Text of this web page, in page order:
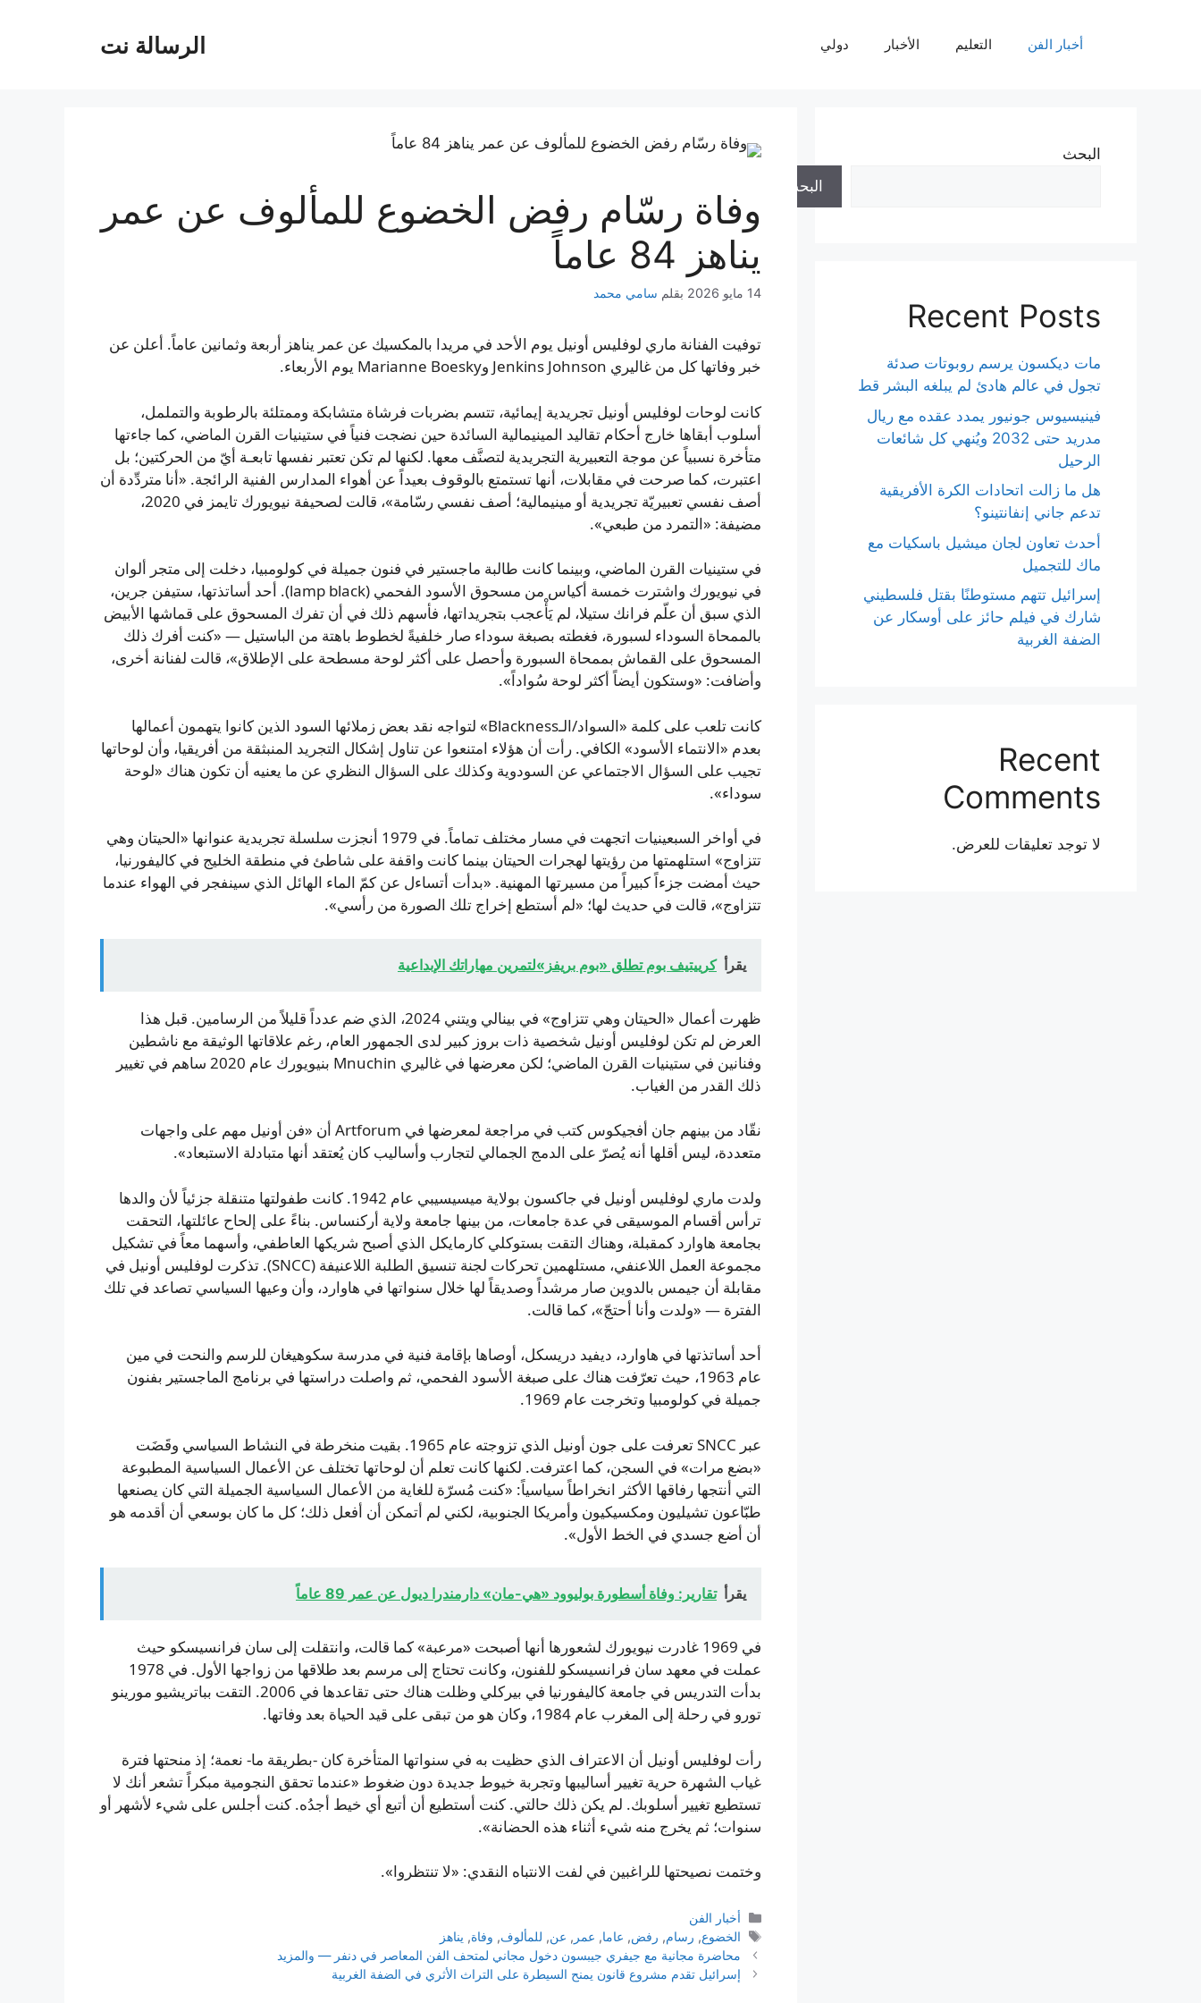
الرسالة نت أخبار الفن التعليم الأخبار دولي
وفاة رسّام رفض الخضوع للمألوف عن عمر
يناهز 84 عاماً
14 مايو 2026 بقلم سامي محمد
توفيت الفنانة ماري لوفليس أونيل يوم الأحد في مريدا بالمكسيك عن عمر يناهز أربعة وثمانين عاماً. أعلن عن
خبر وفاتها كل من غاليري Jenkins Johnson وMarianne Boesky يوم الأربعاء.
كانت لوحات لوفليس أونيل تجريدية إيمائية، تتسم بضربات فرشاة متشابكة وممتلئة بالرطوبة والتململ،
أسلوب أبقاها خارج أحكام تقاليد المينيمالية السائدة حين نضجت فنياً في ستينيات القرن الماضي، كما جاءتها
متأخرة نسبياً عن موجة التعبيرية التجريدية لتصنَّف معها. لكنها لم تكن تعتبر نفسها تابعـة أيّ من الحركتين؛ بل
اعتبرت، كما صرحت في مقابلات، أنها تستمتع بالوقوف بعيداً عن أهواء المدارس الفنية الرائجة. «أنا متردِّدة أن
أصف نفسي تعبيريّة تجريدية أو مينيمالية؛ أصف نفسي رسّامة»، قالت لصحيفة نيويورك تايمز في 2020،
مضيفة: «التمرد من طبعي».
في ستينيات القرن الماضي، وبينما كانت طالبة ماجستير في فنون جميلة في كولومبيا، دخلت إلى متجر ألوان
في نيويورك واشترت خمسة أكياس من مسحوق الأسود الفحمي (lamp black). أحد أساتذتها، ستيفن جرين،
الذي سبق أن علّم فرانك ستيلا، لم يَأْعجب بتجريداتها، فأسهم ذلك في أن تفرك المسحوق على قماشها الأبيض
بالممحاة السوداء لسبورة، فغطته بصبغة سوداء صار خلفيةً لخطوط باهتة من الباستيل — «كنت أفرك ذلك
المسحوق على القماش بممحاة السبورة وأحصل على أكثر لوحة مسطحة على الإطلاق»، قالت لفنانة أخرى،
وأضافت: «وستكون أيضاً أكثر لوحة سُواداً».
كانت تلعب على كلمة «السواد/الـBlackness» لتواجه نقد بعض زملائها السود الذين كانوا يتهمون أعمالها
بعدم «الانتماء الأسود» الكافي. رأت أن هؤلاء امتنعوا عن تناول إشكال التجريد المنبثقة من أفريقيا، وأن لوحاتها
تجيب على السؤال الاجتماعي عن السودوية وكذلك على السؤال النظري عن ما يعنيه أن تكون هناك «لوحة
سوداء».
في أواخر السبعينيات اتجهت في مسار مختلف تماماً. في 1979 أنجزت سلسلة تجريدية عنوانها «الحيتان وهي
تتزاوج» استلهمتها من رؤيتها لهجرات الحيتان بينما كانت واقفة على شاطئ في منطقة الخليج في كاليفورنيا،
حيث أمضت جزءاً كبيراً من مسيرتها المهنية. «بدأت أتساءل عن كمّ الماء الهائل الذي سينفجر في الهواء عندما
تتزاوج»، قالت في حديث لها؛ «لم أستطع إخراج تلك الصورة من رأسي».
يقرأ كرييتيف بوم تطلق «بوم بريفز»لتمرين مهاراتك الإبداعية
ظهرت أعمال «الحيتان وهي تتزاوج» في بينالي ويتني 2024، الذي ضم عدداً قليلاً من الرسامين. قبل هذا
العرض لم تكن لوفليس أونيل شخصية ذات بروز كبير لدى الجمهور العام، رغم علاقاتها الوثيقة مع ناشطين
وفنانين في ستينيات القرن الماضي؛ لكن معرضها في غاليري Mnuchin بنيويورك عام 2020 ساهم في تغيير
ذلك القدر من الغياب.
نقّاد من بينهم جان أفجيكوس كتب في مراجعة لمعرضها في Artforum أن «فن أونيل مهم على واجهات
متعددة، ليس أقلها أنه يُصرّ على الدمج الجمالي لتجارب وأساليب كان يُعتقد أنها متبادلة الاستبعاد».
ولدت ماري لوفليس أونيل في جاكسون بولاية ميسيسيبي عام 1942. كانت طفولتها متنقلة جزئياً لأن والدها
ترأس أقسام الموسيقى في عدة جامعات، من بينها جامعة ولاية أركنساس. بناءً على إلحاح عائلتها، التحقت
بجامعة هاوارد كمقبلة، وهناك التقت بستوكلي كارمايكل الذي أصبح شريكها العاطفي، وأسهما معاً في تشكيل
مجموعة العمل اللاعنفي، مستلهمين تحركات لجنة تنسيق الطلبة اللاعنيفة (SNCC). تذكرت لوفليس أونيل في
مقابلة أن جيمس بالدوين صار مرشداً وصديقاً لها خلال سنواتها في هاوارد، وأن وعيها السياسي تصاعد في تلك
الفترة — «ولدت وأنا أحتجّ»، كما قالت.
أحد أساتذتها في هاوارد، ديفيد دريسكل، أوصاها بإقامة فنية في مدرسة سكوهيغان للرسم والنحت في مين
عام 1963، حيث تعرّفت هناك على صبغة الأسود الفحمي، ثم واصلت دراستها في برنامج الماجستير بفنون
جميلة في كولومبيا وتخرجت عام 1969.
عبر SNCC تعرفت على جون أونيل الذي تزوجته عام 1965. بقيت منخرطة في النشاط السياسي وقَضَت
«بضع مرات» في السجن، كما اعترفت. لكنها كانت تعلم أن لوحاتها تختلف عن الأعمال السياسية المطبوعة
التي أنتجها رفاقها الأكثر انخراطاً سياسياً: «كنت مُسرّة للغاية من الأعمال السياسية الجميلة التي كان يصنعها
طبّاعون تشيليون ومكسيكيون وأمريكا الجنوبية، لكني لم أتمكن أن أفعل ذلك؛ كل ما كان بوسعي أن أقدمه هو
أن أضع جسدي في الخط الأول».
يقرأ تقارير: وفاة أسطورة بوليوود «هي-مان» دارمندرا ديول عن عمر 89 عاماً
في 1969 غادرت نيويورك لشعورها أنها أصبحت «مرعبة» كما قالت، وانتقلت إلى سان فرانسيسكو حيث
عملت في معهد سان فرانسيسكو للفنون، وكانت تحتاج إلى مرسم بعد طلاقها من زواجها الأول. في 1978
بدأت التدريس في جامعة كاليفورنيا في بيركلي وظلت هناك حتى تقاعدها في 2006. التقت بباتريشيو مورينو
تورو في رحلة إلى المغرب عام 1984، وكان هو من تبقى على قيد الحياة بعد وفاتها.
رأت لوفليس أونيل أن الاعتراف الذي حظيت به في سنواتها المتأخرة كان -بطريقة ما- نعمة؛ إذ منحتها فترة
غياب الشهرة حرية تغيير أساليبها وتجربة خيوط جديدة دون ضغوط «عندما تحقق النجومية مبكراً تشعر أنك لا
تستطيع تغيير أسلوبك. لم يكن ذلك حالتي. كنت أستطيع أن أتبع أي خيط أجدُه. كنت أجلس على شيء لأشهر أو
سنوات؛ ثم يخرج منه شيء أثناء هذه الحضانة».
وختمت نصيحتها للراغبين في لفت الانتباه النقدي: «لا تنتظروا».
التصنيفات
أخبار الفن
الوسوم
الخضوع, رسام, رفض, عاما, عمر , عن, للمألوف, وفاة, يناهز
محاضرة مجانية مع جيفري جيبسون دخول مجاني لمتحف الفن المعاصر في دنفر — والمزيد
إسرائيل تقدم مشروع قانون يمنح السيطرة على التراث الأثري في الضفة الغربية
البحث
البحث
Recent Posts
مات ديكسون يرسم روبوتات صدئة
تجول في عالم هادئ لم يبلغه البشر قط
فينيسيوس جونيور يمدد عقده مع ريال
مدريد حتى 2032 ويُنهي كل شائعات
الرحيل
هل ما زالت اتحادات الكرة الأفريقية
تدعم جاني إنفانتينو؟
أحدث تعاون لجان ميشيل باسكيات مع
ماك للتجميل
إسرائيل تتهم مستوطنًا بقتل فلسطيني
شارك في فيلم حائز على أوسكار عن
الضفة الغربية
Recent
Comments
لا توجد تعليقات للعرض.